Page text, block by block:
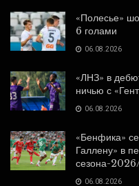
«Полесье»
6 голами
06.08.2026
«ЛНЗ» в
ничью с
06.08.2026
«Бенфика»
Галлену» в
сезона-
06.08.2026